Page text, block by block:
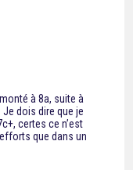
à 8a, suite à
dois dire que je
certes ce n’est
que dans un